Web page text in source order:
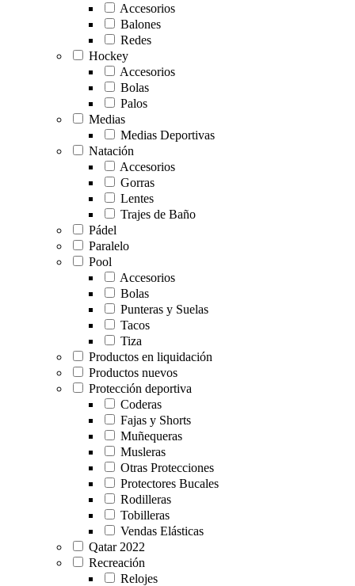
Accesorios
Balones
Redes
Hockey
Accesorios
Bolas
Palos
Medias
Medias Deportivas
Natación
Accesorios
Gorras
Lentes
Trajes de Baño
Pádel
Paralelo
Pool
Accesorios
Bolas
Punteras y Suelas
Tacos
Tiza
Productos en liquidación
Productos nuevos
Protección deportiva
Coderas
Fajas y Shorts
Muñequeras
Musleras
Otras Protecciones
Protectores Bucales
Rodilleras
Tobilleras
Vendas Elásticas
Qatar 2022
Recreación
Relojes